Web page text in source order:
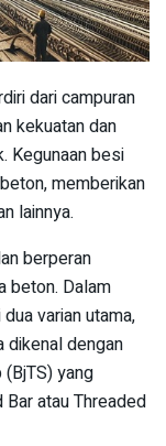
dari campuran
kekuatan dan
Kegunaan besi
memberikan
lainnya.
berperan
beton. Dalam
varian utama,
dikenal dengan
yang
atau Threaded